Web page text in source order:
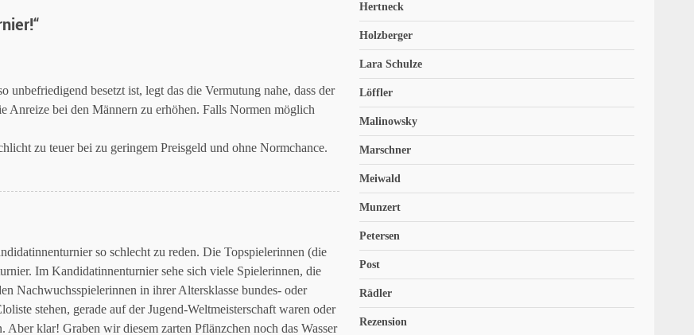
“
besetzt ist, legt das die Vermutung nahe, dass der
Anreize bei den Männern zu erhöhen. Falls Normen möglich
zu teuer bei zu geringem Preisgeld und ohne Normchance.
so schlecht zu reden. Die Topspielerinnen (die
Im Kandidatinnenturnier sehe sich viele Spielerinnen, die
Nachwuchsspielerinnen in ihrer Altersklasse bundes- oder
stehen, gerade auf der Jugend-Weltmeisterschaft waren oder
Aber klar! Graben wir diesem zarten Pflänzchen noch das Wasser
Hertneck
Holzberger
Lara Schulze
Löffler
Malinowsky
Marschner
Meiwald
Munzert
Petersen
Post
Rädler
Rezension